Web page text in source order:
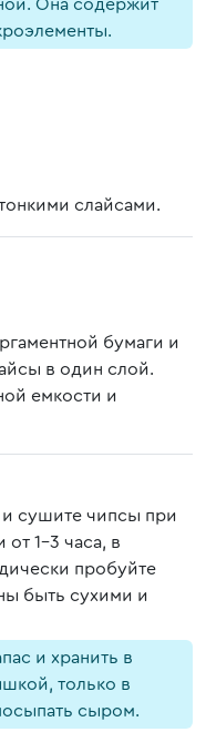
Она содержит
слайсами.
бумаги и
в один слой.
емкости и
и сушите чипсы при
1-3 часа, в
пробуйте
быть сухими и
и хранить в
только в
сыром.